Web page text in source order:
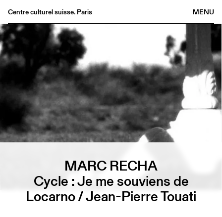
MENU
Centre culturel suisse. Paris
Agenda
Librairie
Buvette
Archives
Médiathèque
Informations
FR/EN
MARC RECHA
Cycle : Je me souviens de
Locarno / Jean-Pierre Touati